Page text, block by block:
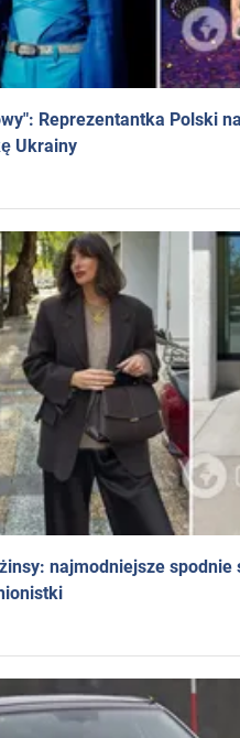
Reprezentantka Polski
Ukrainy
najmodniejsze spodnie